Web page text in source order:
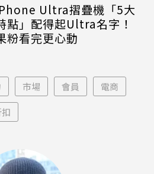
Ultra摺疊機「5大
點」配得起Ultra名字！
粉看完更心動
市場 會員 電商